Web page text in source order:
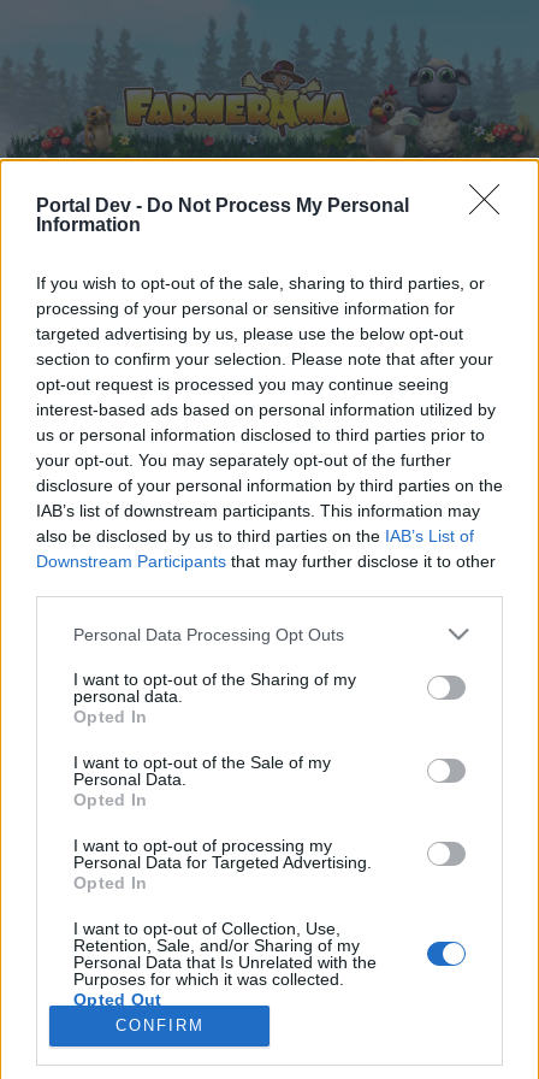
Portal Dev - Do Not Process My Personal
Information
If you wish to opt-out of the sale, sharing to third parties, or
processing of your personal or sensitive information for
targeted advertising by us, please use the below opt-out
section to confirm your selection. Please note that after your
opt-out request is processed you may continue seeing
interest-based ads based on personal information utilized by
us or personal information disclosed to third parties prior to
your opt-out. You may separately opt-out of the further
disclosure of your personal information by third parties on the
IAB’s list of downstream participants. This information may
also be disclosed by us to third parties on the IAB’s List of
Downstream Participants that may further disclose it to other
Personal Data Processing Opt Outs
I want to opt-out of the Sharing of my
personal data.
Opted In
I want to opt-out of the Sale of my
Personal Data.
Opted In
I want to opt-out of processing my
Personal Data for Targeted Advertising.
Opted In
I want to opt-out of Collection, Use,
Retention, Sale, and/or Sharing of my
Personal Data that Is Unrelated with the
Purposes for which it was collected.
Opted Out
CONFIRM
Форуми ... Покажете своята Ферма
Членове, харесали съобщение #40
Скъпи форум потребители,
Ако вие искате да се включите активно във
форума и да участвате в дискусиите, или
искате да започнете своя собствена тема,
Ние очакваме с нетърпение следващото ви
Покажете своята Ферма
Кандидат за признание, женски, <
Съобщения:
Точки за награди:
190
20.10.16
Annabelx
Велик майстор
Съобщения:
20.10.16
pepa551
Анализатор
Съобщения:
600
20.10.16
pigi102
Скорошни публикации